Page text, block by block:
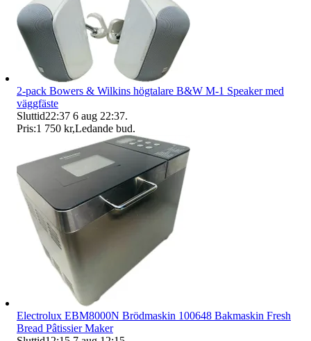
2-pack Bowers & Wilkins högtalare B&W M-1 Speaker med
väggfäste
Sluttid22:37 6 aug 22:37.
Pris:1 750 kr,Ledande bud.
Electrolux EBM8000N Brödmaskin 100648 Bakmaskin Fresh
Bread Pâtissier Maker